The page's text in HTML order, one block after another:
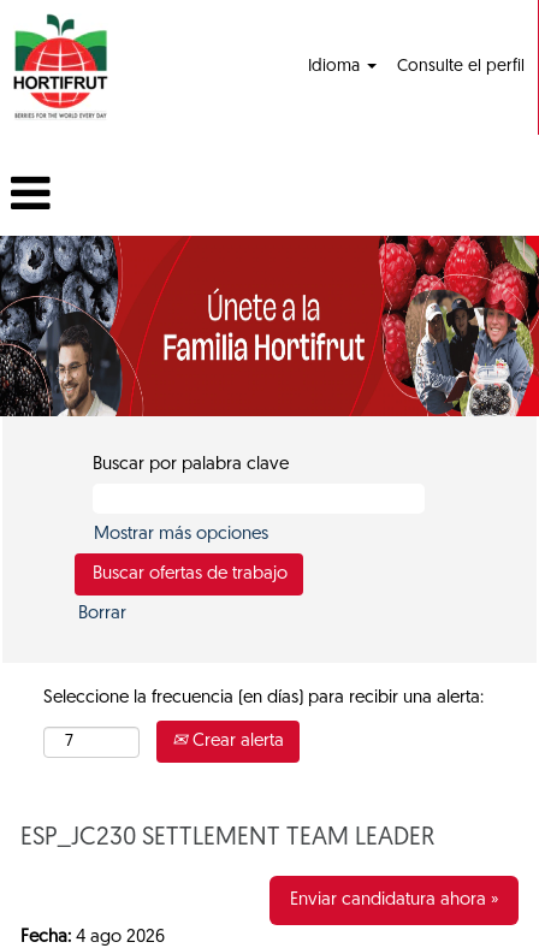
Idioma Consulte el perfil
Buscar por palabra clave
Mostrar más opciones
Borrar
Seleccione la frecuencia (en días) para recibir una alerta:
Crear alerta
ESP_JC230 SETTLEMENT TEAM LEADER
Enviar candidatura ahora »
Fecha: 4 ago 2026